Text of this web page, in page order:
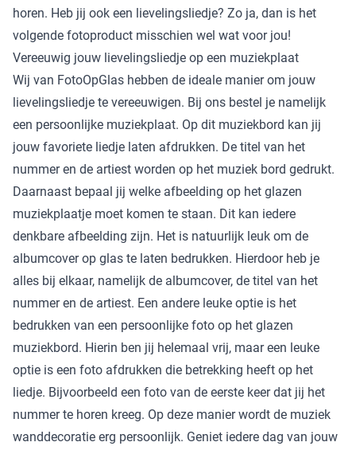
horen. Heb jij ook een lievelingsliedje? Zo ja, dan is het
volgende fotoproduct misschien wel wat voor jou!
Vereeuwig jouw lievelingsliedje op een muziekplaat
Wij van FotoOpGlas hebben de ideale manier om jouw
lievelingsliedje te vereeuwigen. Bij ons bestel je namelijk
een persoonlijke muziekplaat. Op dit muziekbord kan jij
jouw favoriete liedje laten afdrukken. De titel van het
nummer en de artiest worden op het muziek bord gedrukt.
Daarnaast bepaal jij welke afbeelding op het glazen
muziekplaatje moet komen te staan. Dit kan iedere
denkbare afbeelding zijn. Het is natuurlijk leuk om de
albumcover op glas te laten bedrukken. Hierdoor heb je
alles bij elkaar, namelijk de albumcover, de titel van het
nummer en de artiest. Een andere leuke optie is het
bedrukken van een persoonlijke foto op het glazen
muziekbord. Hierin ben jij helemaal vrij, maar een leuke
optie is een foto afdrukken die betrekking heeft op het
liedje. Bijvoorbeeld een foto van de eerste keer dat jij het
nummer te horen kreeg. Op deze manier wordt de muziek
wanddecoratie erg persoonlijk. Geniet iedere dag van jouw